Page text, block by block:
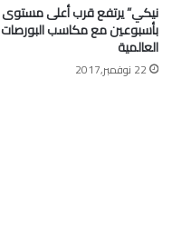
نيكي” يرتفع قرب أعلى مستوى
بأسبوعين مع مكاسب البورصات
العالمية
22 نوفمبر,2017